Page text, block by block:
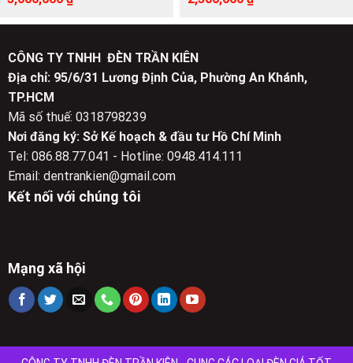
gốc
là:
hiện
tại
3,000,000 ₫.
gốc
là:
hiện
tại
CÔNG TY TNHH ĐÈN TRẦN KIÊN
Địa chỉ: 95/6/31 Lương Định Của, Phường An Khánh,
TP.HCM
Mã số thuế: 0318798239
Nơi đăng ký: Sở Kế hoạch & đầu tư Hồ Chí Minh
Tel: 086.88.77.041 - Hotline: 0948.414.111
Email: dentrankien@gmail.com
Kết nối với chúng tôi
Mạng xã hội